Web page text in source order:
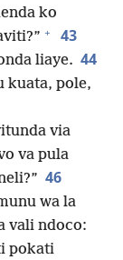
ko
+ 43
liaye. 44
kuata, pole,
via
va pula
46
wa la
vali ndoco:
pokati